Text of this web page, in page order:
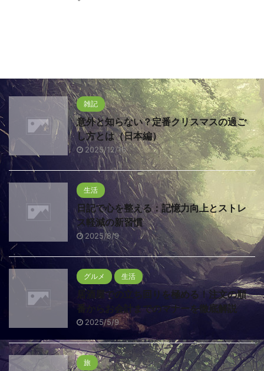
雑記
意外と知らない？定番クリスマスの過ご
し方とは（日本編）
2025/12/16
生活
日記で心を整える：記憶力向上とストレ
ス軽減の新習慣
2025/8/9
グルメ 生活
居酒屋での立ち回りを極める！注文の順
番からお会計までのマナーを徹底解説
2025/5/9
旅